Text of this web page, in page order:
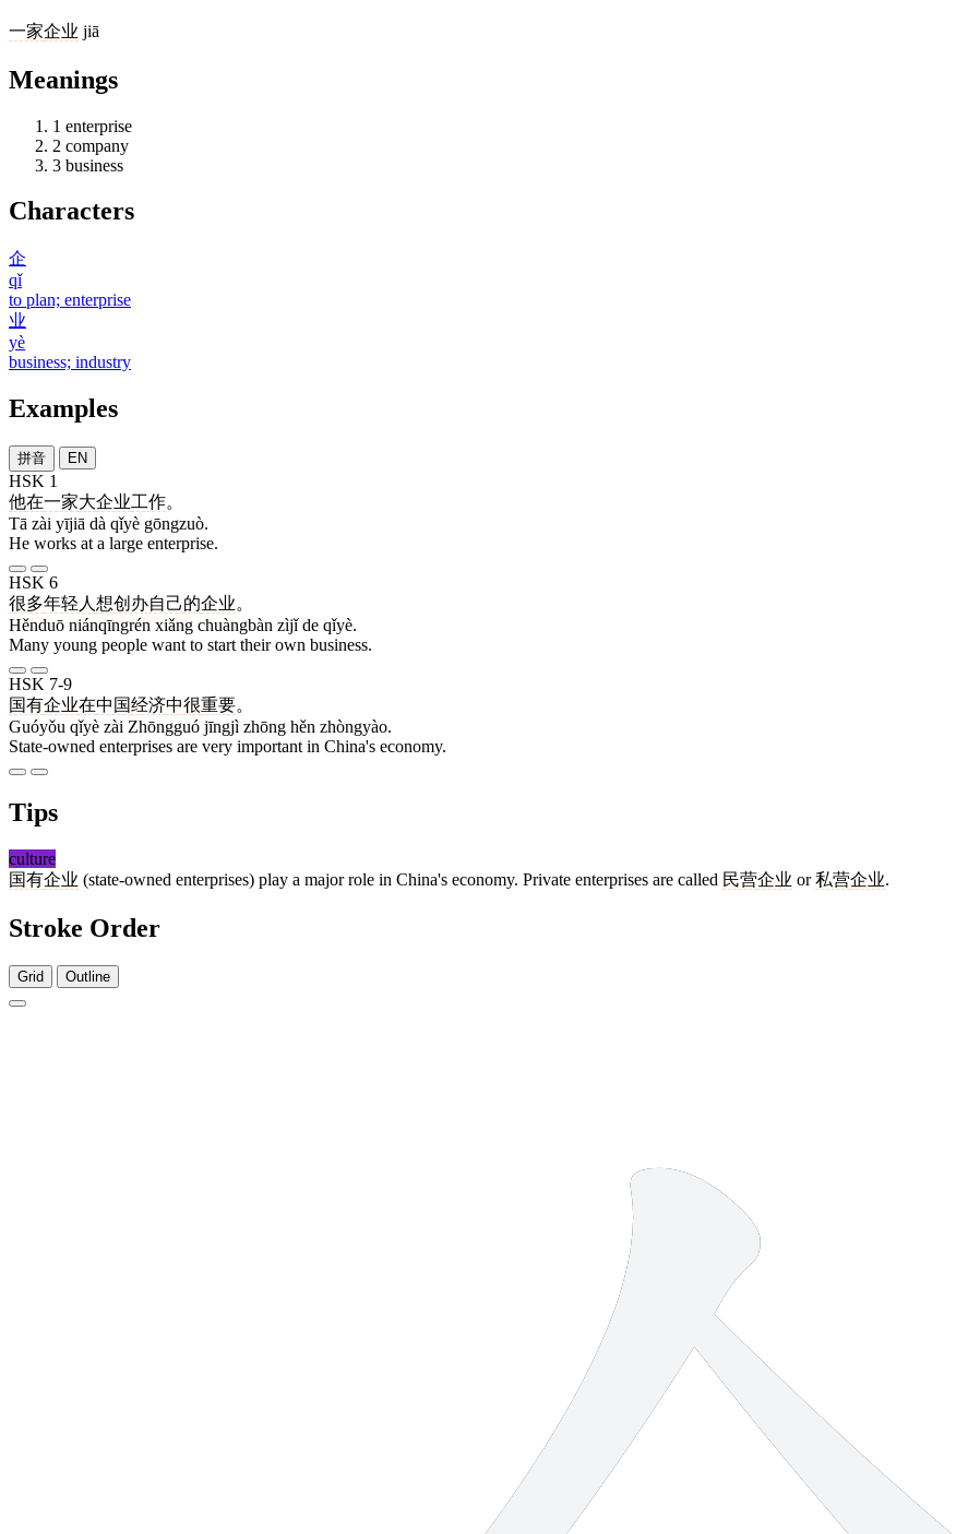
一家企业 jiā
Meanings
1 enterprise
2 company
3 business
Characters
企
qǐ
to plan; enterprise
业
yè
business; industry
Examples
拼音 EN
HSK 1
他在一家大企业工作。
Tā zài yījiā dà qǐyè gōngzuò.
He works at a large enterprise.
HSK 6
很多年轻人 想创办自己的企业。
Hěnduō niánqīngrén xiǎng chuàngbàn zìjǐ de qǐyè.
Many young people want to start their own business.
HSK 7-9
国有企业在中国经济中很重要。
Guóyǒu qǐyè zài Zhōngguó jīngjì zhōng hěn zhòngyào.
State-owned enterprises are very important in China's economy.
Tips
culture
国有企业 (state-owned enterprises) play a major role in China's economy. Private enterprises are called 民营企业 or私营企业.
Stroke Order
Grid Outline